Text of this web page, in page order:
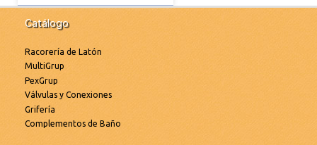
Catálogo
Racorería de Latón
MultiGrup
PexGrup
Válvulas y Conexiones
Grifería
Complementos de Baño